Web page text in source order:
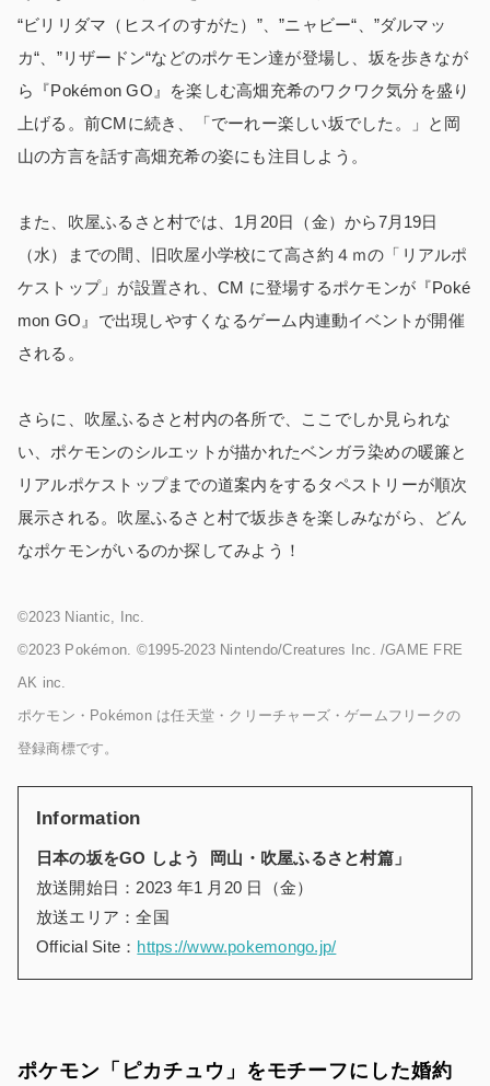
“ビリリダマ（ヒスイのすがた）”、”ニャビー“、”ダルマッ
カ“、”リザードン“などのポケモン達が登場し、坂を歩きなが
ら『Pokémon GO』を楽しむ高畑充希のワクワク気分を盛り
上げる。前CMに続き、「でーれー楽しい坂でした。」と岡
山の方言を話す高畑充希の姿にも注目しよう。
また、吹屋ふるさと村では、1月20日（金）から7月19日
（水）までの間、旧吹屋小学校にて高さ約４ｍの「リアルポ
ケストップ」が設置され、CM に登場するポケモンが『Poké
mon GO』で出現しやすくなるゲーム内連動イベントが開催
される。
さらに、吹屋ふるさと村内の各所で、ここでしか見られな
い、ポケモンのシルエットが描かれたベンガラ染めの暖簾と
リアルポケストップまでの道案内をするタペストリーが順次
展示される。吹屋ふるさと村で坂歩きを楽しみながら、どん
なポケモンがいるのか探してみよう！
©2023 Niantic, Inc.
©2023 Pokémon. ©1995-2023 Nintendo/Creatures Inc. /GAME FRE
AK inc.
ポケモン・Pokémon は任天堂・クリーチャーズ・ゲームフリークの
登録商標です。
Information
日本の坂をGO しよう 岡山・吹屋ふるさと村篇」
放送開始日：2023 年1 月20 日（金）
放送エリア：全国
Official Site： https://www.pokemongo.jp/
ポケモン「ピカチュウ」をモチーフにした婚約